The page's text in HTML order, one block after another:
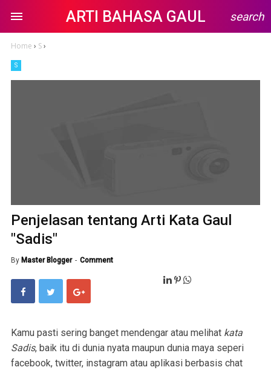
ARTI BAHASA GAUL search
Home › S›
S
Penjelasan tentang Arti Kata Gaul
"Sadis"
By Master Blogger Comment
Kamu pasti sering banget mendengar atau melihat kata
Sadis, baik itu di dunia nyata maupun dunia maya seperi
facebook, twitter, instagram atau aplikasi berbasis chat